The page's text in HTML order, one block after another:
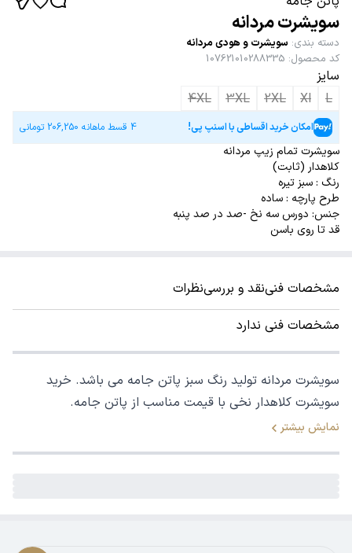
سویشرت مردانه
دسته بندی: سویشرت و هودی مردانه
کد محصول:
107621010288335
سایز
L
Xl
2XL
3XL
4XL
امکان خرید اقساطی با اسنپ پی! 4 قسط ماهانه 206,250 تومانی
سویشرت تمام زیپ مردانه
کلاهدار (ثابت)
رنگ : سبز تیره
طرح پارچه : ساده
جنس: دورس سه نخ -صد در صد پنبه
قد تا روی باسن
مشخصات فنینقد و بررسینظرات
مشخصات فنی ندارد
سویشرت مردانه تولید رنگ سبز پاتن جامه می باشد. خرید
سویشرت کلاهدار نخی با قیمت مناسب از پاتن جامه.
نمایش بیشتر